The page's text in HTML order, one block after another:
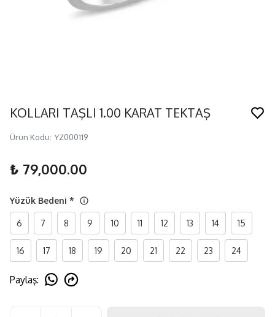
KOLLARI TAŞLI 1.00 KARAT TEKTAŞ
Ürün Kodu: YZ000119
₺ 79,000.00
Yüzük Bedeni *
6 7 8 9 10 11 12 13 14 15
16 17 18 19 20 21 22 23 24
Paylaş: